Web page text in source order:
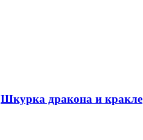
Шкурка дракона и кракле